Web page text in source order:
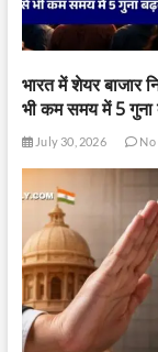
भारत में शेयर
भी कम समय में 5
July 30, 2026 No